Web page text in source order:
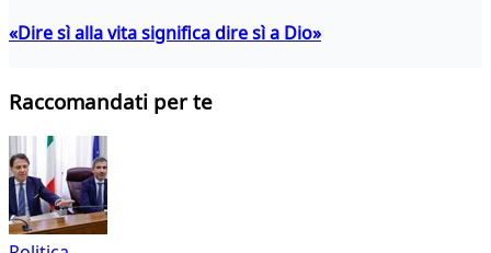
«Dire sì alla vita significa dire sì a Dio»
Raccomandati per te